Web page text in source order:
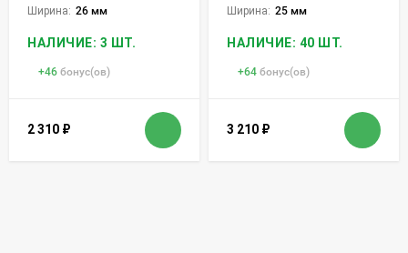
Ширина: 26 мм
НАЛИЧИЕ: 3 ШТ.
+46 бонус(ов)
2 310 ₽
Ширина: 25 мм
НАЛИЧИЕ: 40 ШТ.
+64 бонус(ов)
3 210 ₽